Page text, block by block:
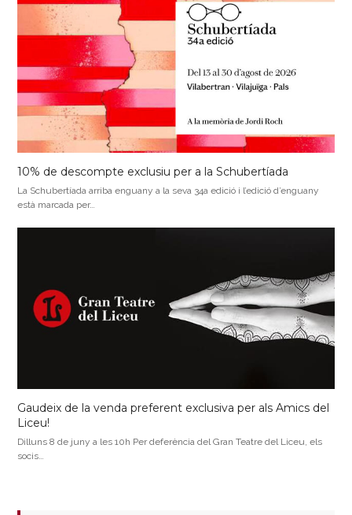
10% de descompte exclusiu per a la Schubertíada
La Schubertíada arriba enguany a la seva 34a edició i l’edició d’enguany
està marcada per…
Gaudeix de la venda preferent exclusiva per als Amics del
Liceu!
Dilluns 8 de juny a les 10h Per deferència del Gran Teatre del Liceu, els
socis…